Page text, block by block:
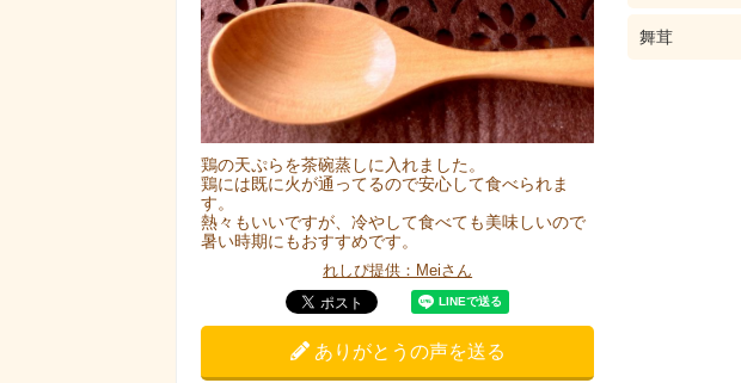
鶏の天ぷらを茶碗蒸しに入れました。
鶏には既に火が通ってるので安心して食べられま
す。
熱々もいいですが、冷やして食べても美味しいので
暑い時期にもおすすめです。
れしぴ提供：Meiさん
ありがとうの声を送る
舞茸